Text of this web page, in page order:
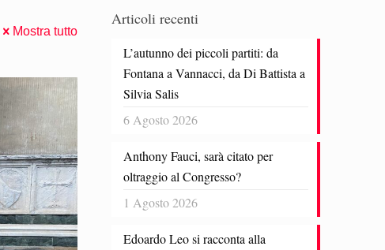
Mostra tutto
Articoli recenti
L’autunno dei piccoli partiti: da
Fontana a Vannacci, da Di Battista a
Silvia Salis
6 Agosto 2026
Anthony Fauci, sarà citato per
oltraggio al Congresso?
1 Agosto 2026
Edoardo Leo si racconta alla